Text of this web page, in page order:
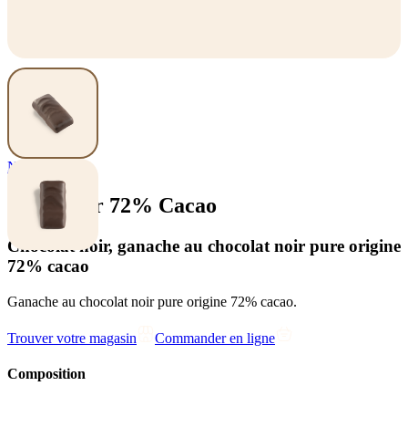
Nos pralines
Palet Noir 72% Cacao
Chocolat noir, ganache au chocolat noir pure origine
72% cacao
Ganache au chocolat noir pure origine 72% cacao.
Trouver votre magasin Commander en ligne
Composition